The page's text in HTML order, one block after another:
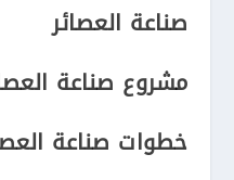
صناعة العصائر
مشروع صناعة
خطوات صناعة